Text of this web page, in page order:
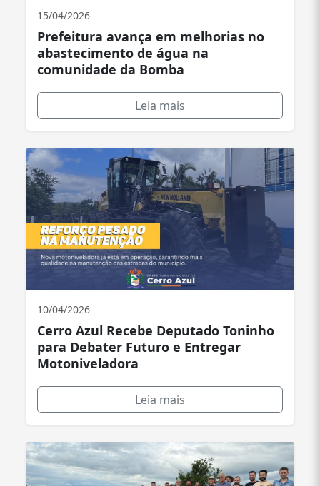
15/04/2026
Prefeitura avança em melhorias no
abastecimento de água na
comunidade da Bomba
Leia mais
10/04/2026
Cerro Azul Recebe Deputado Toninho
para Debater Futuro e Entregar
Motoniveladora
Leia mais